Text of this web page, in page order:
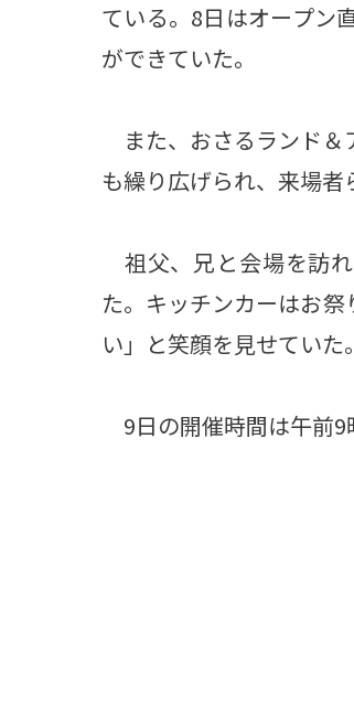
ている。8日はオープン
ができていた。
また、おさるランド＆
も繰り広げられ、来場者
祖父、兄と会場を訪
た。キッチンカーはお
い」と笑顔を見せていた。
9日の開催時間は午前9